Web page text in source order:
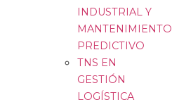
INDUSTRIAL Y
MANTENIMIENTO
PREDICTIVO
TNS EN
GESTIÓN
LOGÍSTICA